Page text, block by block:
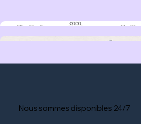
Nous sommes disponibles 24/7